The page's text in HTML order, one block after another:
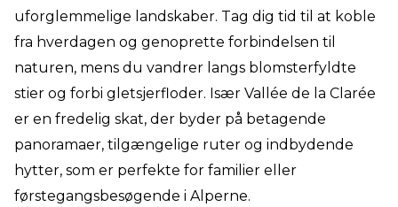
uforglemmelige landskaber. Tag dig tid til at koble
fra hverdagen og genoprette forbindelsen til
naturen, mens du vandrer langs blomsterfyldte
stier og forbi gletsjerfloder. Især Vallée de la Clarée
er en fredelig skat, der byder på betagende
panoramaer, tilgængelige ruter og indbydende
hytter, som er perfekte for familier eller
førstegangsbesøgende i Alperne.